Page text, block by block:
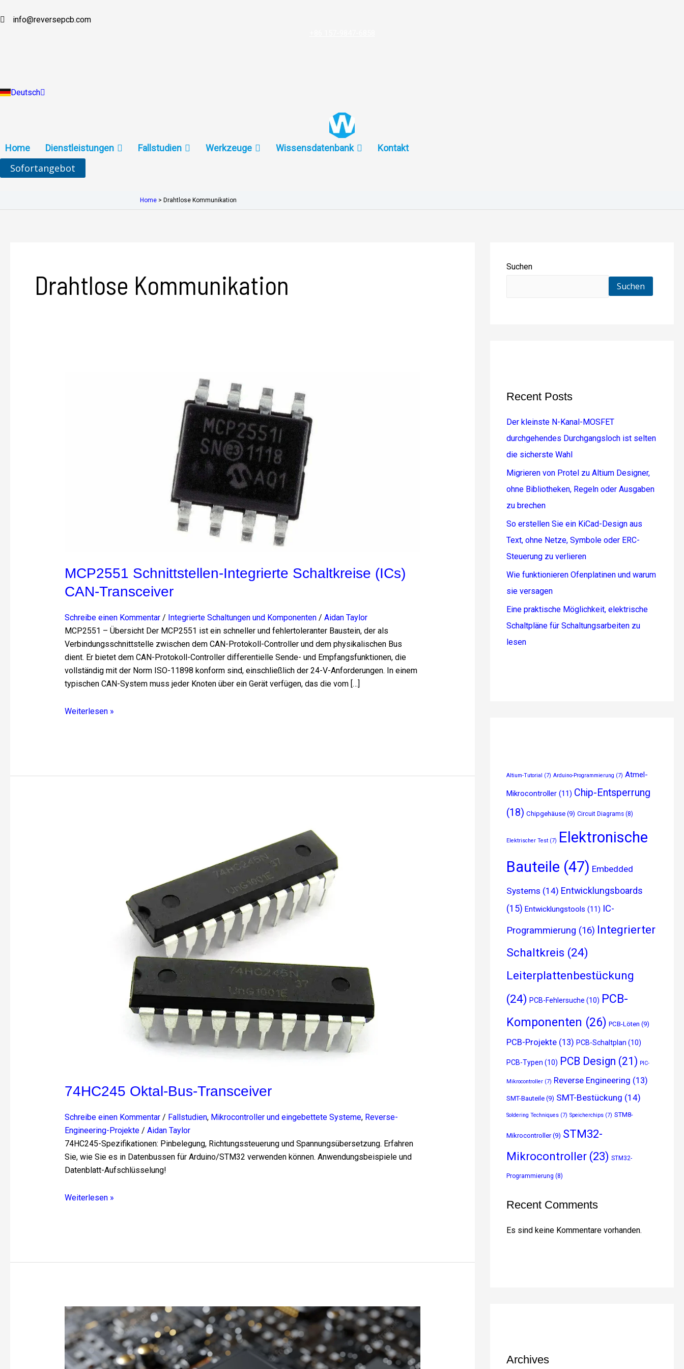
Inhaltinfo@reversepcb.com
Deutsch
English
Indonesia
Home Dienstleistungen Fallstudien Werkzeuge Wissensdatenbank Kontakt
Sofortangebot
Home > Drahtlose Kommunikation
Drahtlose Kommunikation
MCP2551 Schnittstellen-Integrierte Schaltkreise (ICs)
CAN-Transceiver
Schreibe einen Kommentar / Integrierte Schaltungen und Komponenten/ Aidan Taylor
MCP2551 – Übersicht Der MCP2551 ist ein schneller und fehlertoleranter Baustein, der als
Verbindungsschnittstelle zwischen dem CAN-Protokoll-Controller und dem physikalischen Bus
dient. Er bietet dem CAN-Protokoll-Controller differentielle Sende- und Empfangsfunktionen, die
vollständig mit der Norm ISO-11898 konform sind, einschließlich der 24-V-Anforderungen. In einem
typischen CAN-System muss jeder Knoten über ein Gerät verfügen, das die vom […]
Weiterlesen »
74HC245 Oktal-Bus-Transceiver
Schreibe einen Kommentar / Fallstudien, Mikrocontroller und eingebettete Systeme, Reverse-
Engineering-Projekte/ Aidan Taylor
74HC245-Spezifikationen: Pinbelegung, Richtungssteuerung und Spannungsübersetzung. Erfahren
Sie, wie Sie es in Datenbussen für Arduino/STM32 verwenden können. Anwendungsbeispiele und
Datenblatt-Aufschlüsselung!
Weiterlesen »
5G-
Leiterplattenfertigung:
Die
nächste
Generation
Suchen
Suchen
Recent Posts
Der kleinste N-Kanal-MOSFET
durchgehendes Durchgangsloch ist selten
die sicherste Wahl
Migrieren von Protel zu Altium Designer,
ohne Bibliotheken, Regeln oder Ausgaben
zu brechen
So erstellen Sie ein KiCad-Design aus
Text, ohne Netze, Symbole oder ERC-
Steuerung zu verlieren
Wie funktionieren Ofenplatinen und warum
sie versagen
Eine praktische Möglichkeit, elektrische
Schaltpläne für Schaltungsarbeiten zu
lesen
Altium-Tutorial (7) Arduino-Programmierung (7) Atmel-
Mikrocontroller(11) Chip-Entsperrung
(18) Chipgehäuse(9) Circuit Diagrams(8)
Elektrischer Test(7) Elektronische
Bauteile (47) Embedded
Systems (14) Entwicklungsboards
(15) Entwicklungstools (11) IC-
Programmierung (16) Integrierter
Schaltkreis (24)
Leiterplattenbestückung
(24) PCB-Fehlersuche (10) PCB-
Komponenten (26) PCB-Löten (9)
PCB-Projekte(13) PCB-Schaltplan (10)
PCB-Typen (10) PCB Design (21) PIC-
Mikrocontroller(7) Reverse Engineering (13)
SMT-Bauteile(9) SMT-Bestückung (14)
Soldering Techniques(7) Speicherchips(7) STM8-
Mikrocontroller(9) STM32-
Mikrocontroller(23) STM32-
Programmierung (8)
Recent Comments
Es sind keine Kommentare vorhanden.
Archives